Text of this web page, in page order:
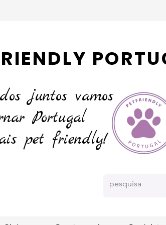
juntos vamos
Portugal
pet friendly!